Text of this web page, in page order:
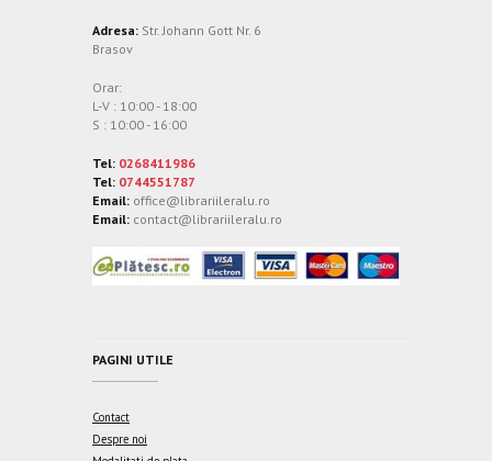
Adresa: Str. Johann Gott Nr. 6
Brasov
Orar:
L-V : 10:00 - 18:00
S : 10:00 - 16:00
Tel: 0268411986
Tel: 0744551787
Email: office@librariileralu.ro
Email: contact@librariileralu.ro
PAGINI UTILE
Contact
Despre noi